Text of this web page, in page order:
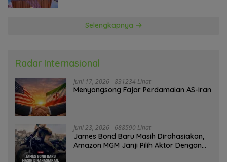
Selengkapnya
Radar Internasional
Juni 17, 2026 831234 Lihat
Menyongsong Fajar Perdamaian AS-Iran
Juni 23, 2026 688590 Lihat
James Bond Baru Masih Dirahasiakan,
Amazon MGM Janji Pilih Aktor Dengan